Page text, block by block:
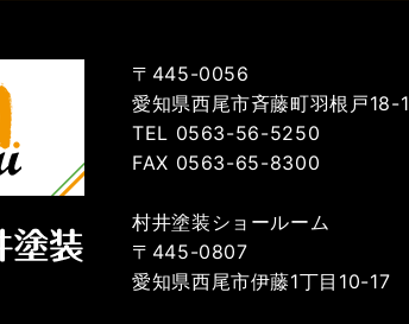
〒445-0056
愛知県西尾市斉藤町羽根戸18-1
TEL 0563-56-5250
FAX 0563-65-8300
村井塗装ショールーム
〒445-0807
愛知県西尾市伊藤1丁目10-17